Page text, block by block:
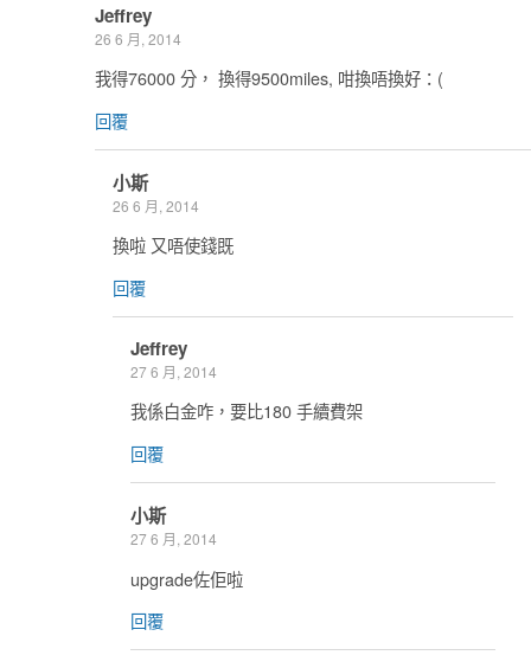
Jeffrey
26 6 月, 2014
我得76000 分， 換得9500miles, 咁換唔換好：(
回覆
小斯
26 6 月, 2014
換啦 又唔使錢既
回覆
Jeffrey
27 6 月, 2014
我係白金咋，要比180 手續費架
回覆
小斯
27 6 月, 2014
upgrade佐佢啦
回覆